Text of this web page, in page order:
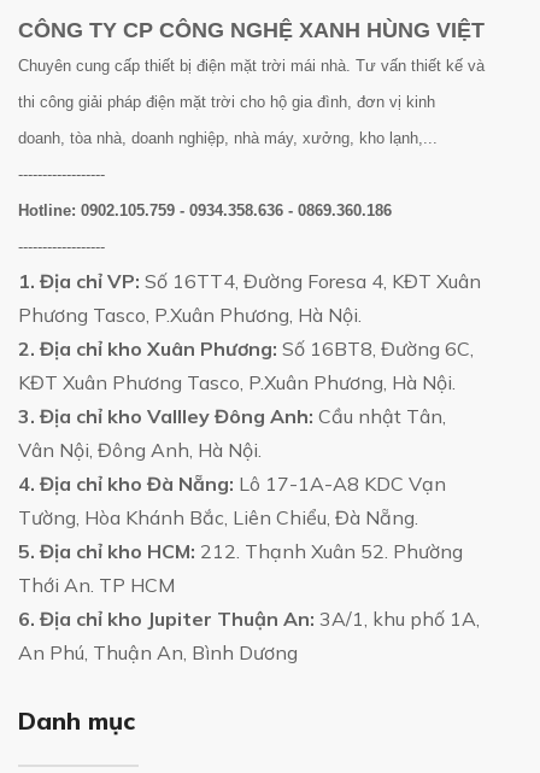
CÔNG TY CP CÔNG NGHỆ XANH HÙNG VIỆT
Chuyên cung cấp thiết bị điện mặt trời mái nhà. Tư vấn thiết kế và
thi công giải pháp điện mặt trời cho hộ gia đình, đơn vị kinh
doanh, tòa nhà, doanh nghiệp, nhà máy, xưởng, kho lạnh,...
------------------
Hotline: 0902.105.759 - 0934.358.636 - 0869.360.186
------------------
1. Địa chỉ VP: Số 16TT4, Đường Foresa 4, KĐT Xuân
Phương Tasco, P.Xuân Phương, Hà Nội.
2. Địa chỉ kho Xuân Phương: Số 16BT8, Đường 6C,
KĐT Xuân Phương Tasco, P.Xuân Phương, Hà Nội.
3. Địa chỉ kho Vallley Đông Anh: Cầu nhật Tân,
Vân Nội, Đông Anh, Hà Nội.
4. Địa chỉ kho Đà Nẵng: Lô 17-1A-A8 KDC Vạn
Tường, Hòa Khánh Bắc, Liên Chiểu, Đà Nẵng.
5. Địa chỉ kho HCM: 212. Thạnh Xuân 52. Phường
Thới An. TP HCM
6. Địa chỉ kho Jupiter Thuận An: 3A/1, khu phố 1A,
An Phú, Thuận An, Bình Dương
Danh mục